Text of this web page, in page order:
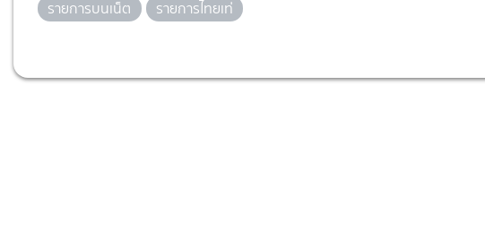
รายการบนเน็ต รายการไทยเท่